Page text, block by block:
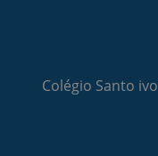
Colégio Santo ivo